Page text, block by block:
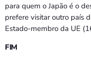
para quem o Japão é o
prefere visitar outro país
Estado-membro da UE
FIM